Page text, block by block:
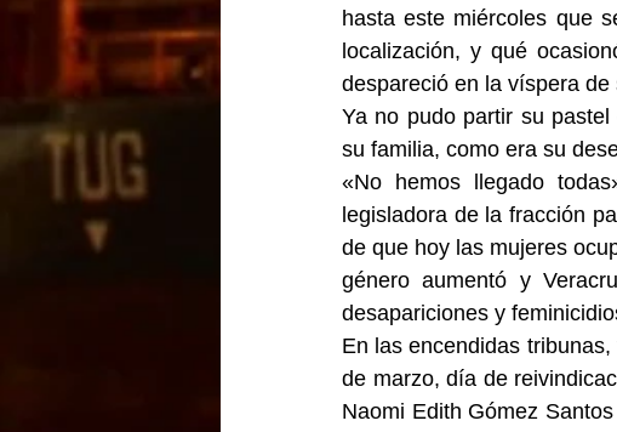
hasta este miércoles que
localización, y qué
despareció en la víspera de
Ya no pudo partir su
su familia, como era su
«No hemos llegado
legisladora de la fracción
de que hoy las mujeres
género aumentó y
desapariciones y
En las encendidas
de marzo, día de
Naomi Edith Gómez